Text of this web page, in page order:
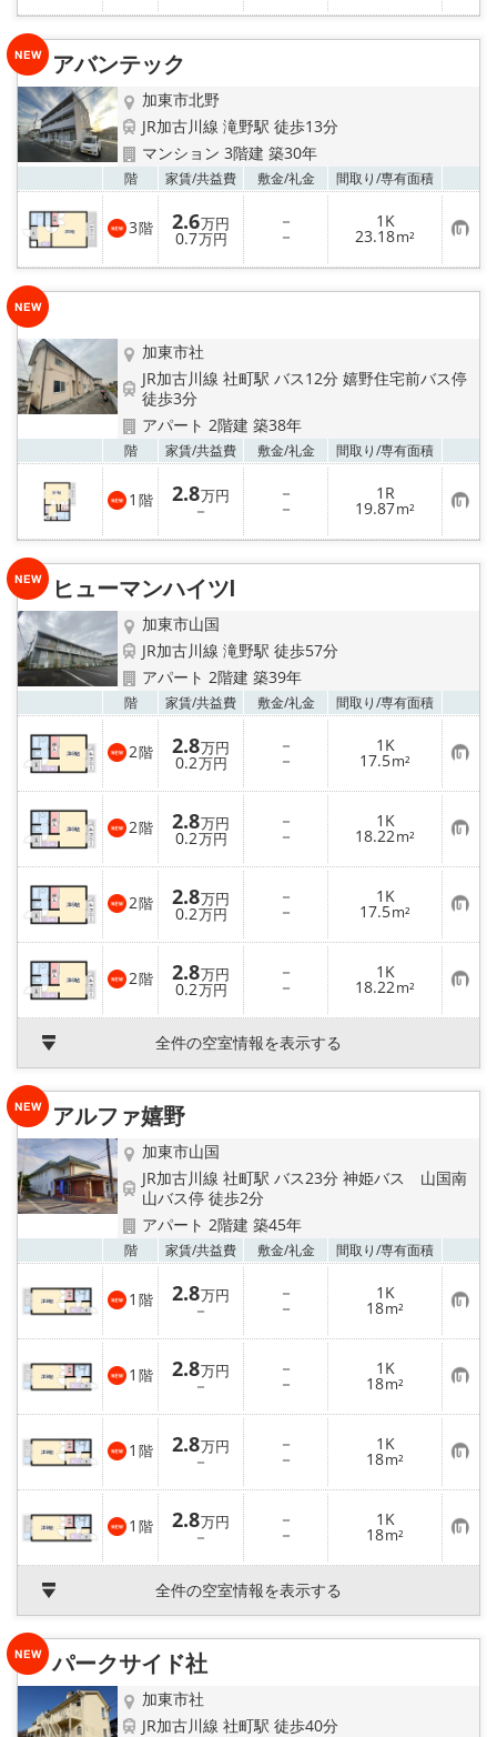
に
り
アバンテック
加東市北野
JR加古川線 滝野駅 徒歩13分
マンション 3階建 築30年
階 家賃/共益費 敷金/礼金 間取り/専有面積
3階 2.6万円
0.7万円
－
－
1K
23.18m² お
気
に
り
加東市社
JR加古川線 社町駅 バス12分 嬉野住宅前バス停
徒歩3分
アパート 2階建 築38年
階 家賃/共益費 敷金/礼金 間取り/専有面積
1 階 2.8万円
－
－
－
1R
19.87m² お
気
に
り
ヒューマンハイツⅠ
加東市山国
JR加古川線 滝野駅 徒歩57分
アパート 2階建 築39年
階 家賃/共益費 敷金/礼金 間取り/専有面積
2階 2.8万円
0.2万円
－
－
1K
17.5m² お
気
に
入
り
登
録
2階 2.8万円
0.2万円
－
－
1K
18.22m² お
気
に
入
り
登
録
2階 2.8万円
0.2万円
－
－
1K
17.5m² お
気
に
入
り
登
録
2階 2.8万円
0.2万円
－
－
1K
18.22m² お
気
に
登
全件の空室情報を表示する
アルファ嬉野
加東市山国
JR加古川線 社町駅 バス23分 神姫バス 山国南
山バス停 徒歩2分
アパート 2階建 築45年
階 家賃/共益費 敷金/礼金 間取り/専有面積
1 階 2.8万円
－
－
－
1K
18m² お
気
に
入
り
登
録
1 階 2.8万円
－
－
－
1K
18m² お
気
に
入
り
登
録
1 階 2.8万円
－
－
－
1K
18m² お
気
に
入
り
登
録
1 階 2.8万円
－
－
－
1K
18m² お
気
に
登
全件の空室情報を表示する
パークサイド社
加東市社
JR加古川線 社町駅 徒歩40分